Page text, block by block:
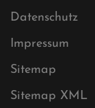
Datenschutz
Impressum
Sitemap
Sitemap XML